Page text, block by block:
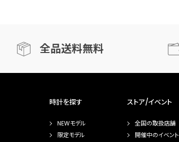
全品送料無料
時計を探す
NEWモデル
限定モデル
ストア/イベント
全国の取扱店舗
開催中のイベント